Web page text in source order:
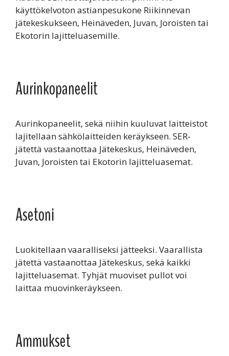
käyttökelvoton astianpesukone Riikinnevan
jätekeskukseen, Heinäveden, Juvan, Joroisten tai
Ekotorin lajitteluasemille.
Aurinkopaneelit
Aurinkopaneelit, sekä niihin kuuluvat laitteistot
lajitellaan sähkölaitteiden keräykseen. SER-
jätettä vastaanottaa Jätekeskus, Heinäveden,
Juvan, Joroisten tai Ekotorin lajitteluasemat.
Asetoni
Luokitellaan vaaralliseksi jätteeksi. Vaarallista
jätettä vastaanottaa Jätekeskus, sekä kaikki
lajitteluasemat. Tyhjät muoviset pullot voi
laittaa muovinkeräykseen.
Ammukset